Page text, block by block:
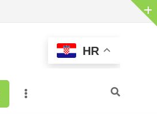
HR